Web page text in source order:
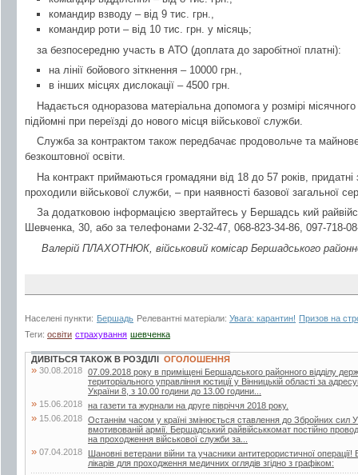
командир взводу – від 9 тис. грн.,
командир роти – від 10 тис. грн. у місяць;
за безпосередню участь в АТО (доплата до заробітної платні):
на лінії бойового зіткнення – 10000 грн.,
в інших місцях дислокації – 4500 грн.
Надається одноразова матеріальна допомога у розмірі
підйомні при переїзді до нового місця військової служби.
Служба за контрактом також передбачає продовольче та
безкоштовної освіти.
На контракт приймаються громадяни від 18 до 57 років,
проходили військової служби, – при наявності базової загальної
За додатковою інформацією звертайтесь у Бершадсь кий
Шевченка, 30, або за телефонами 2-32-47, 068-823-34-86, 097-718-
Валерій ПЛАХОТНЮК, військовий комісар Бершадського
Населені пункти: Бершадь Релевантні матеріали: Увага: карантин! Призов на
Теги: освіти страхування шевченка
ДИВІТЬСЯ ТАКОЖ В РОЗДІЛІ ОГОЛОШЕННЯ
» 30.08.2018 07.09.2018 року в приміщені Бершадського районного відділу
територіального управління юстиції у Вінницькій області за
України 8, з 10.00 години до 13.00 години...
» 15.06.2018 на газети та журнали на друге півріччя 2018 року.
» 15.06.2018 Останнім часом у країні змінюється ставлення до Збройних сил
вмотивованій армії. Бершадський райвійськкомат постійно
на проходження військової служби за...
» 07.04.2018
Шановні ветерани війни та учасники антитерористичної
лікарів для проходження медичних оглядів згідно з графіком: